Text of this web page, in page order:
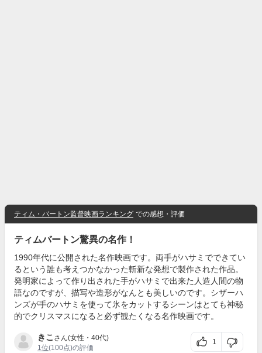
ティム・バートン監督映画ランキング での感想・評価
ティムバートン驚異の名作！
1990年代に公開された名作映画です。両手がハサミでできてい
るという誰も考えつかなかった斬新な発想で製作された作品。
発明家によって作り出された手がハサミで出来た人造人間の物
語なのですが、描写や造形がなんとも美しいのです。シザーハ
ンズが手のハサミを使って氷をカットするシーンはとても神秘
的でクリスマスになると必ず観たくなる名作映画です。
きこ さん(女性・40代)
1位(100点)の評価
1